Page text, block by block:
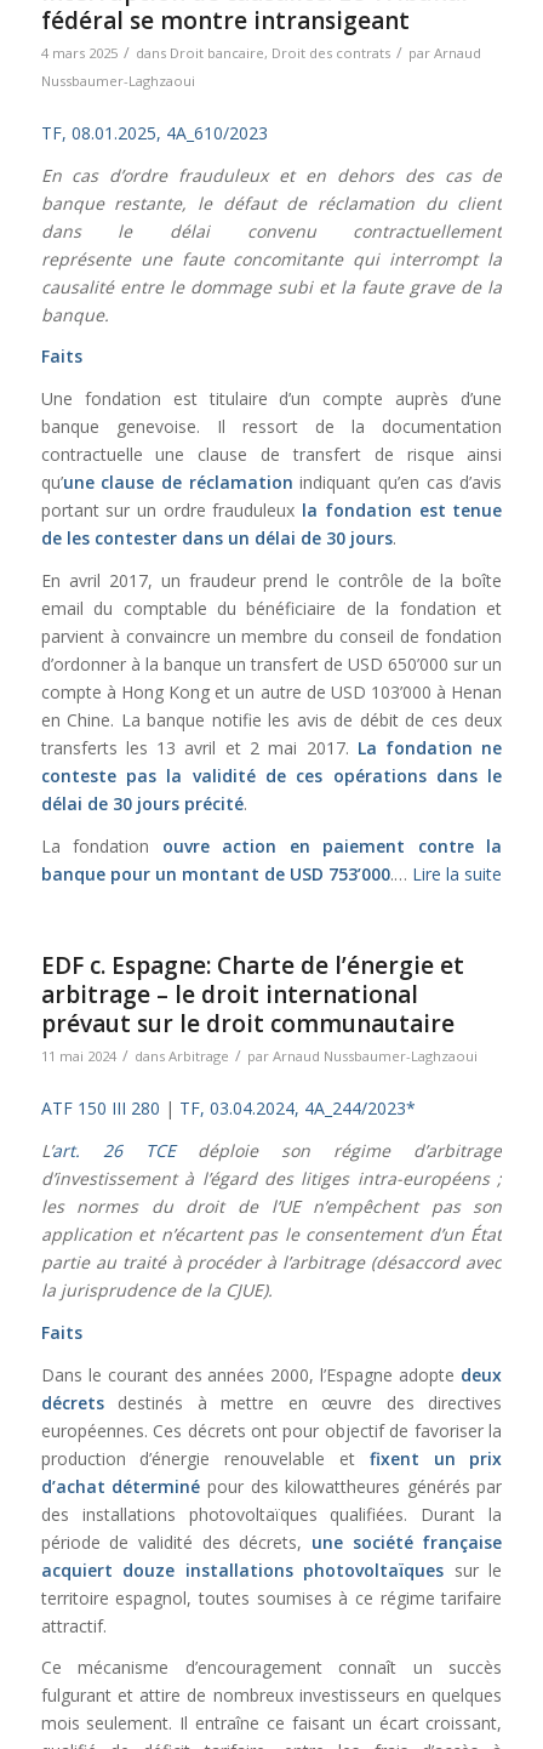
fédéral se montre intransigeant
4 mars 2025 / dans Droit bancaire, Droit des contrats / par Arnaud
Nussbaumer-Laghzaoui
TF, 08.01.2025, 4A_610/2023
En cas d’ordre frauduleux et en dehors des cas de
banque restante, le défaut de réclamation du client
dans le délai convenu contractuellement
représente une faute concomitante qui interrompt la
causalité entre le dommage subi et la faute grave de la
banque.
Faits
Une fondation est titulaire d’un compte auprès d’une
banque genevoise. Il ressort de la documentation
contractuelle une clause de transfert de risque ainsi
qu’une clause de réclamation indiquant qu’en cas d’avis
portant sur un ordre frauduleux la fondation est tenue
de les contester dans un délai de 30 jours.
En avril 2017, un fraudeur prend le contrôle de la boîte
email du comptable du bénéficiaire de la fondation et
parvient à convaincre un membre du conseil de fondation
d’ordonner à la banque un transfert de USD 650’000 sur un
compte à Hong Kong et un autre de USD 103’000 à Henan
en Chine. La banque notifie les avis de débit de ces deux
transferts les 13 avril et 2 mai 2017. La fondation ne
conteste pas la validité de ces opérations dans le
délai de 30 jours précité.
La fondation ouvre action en paiement contre la
banque pour un montant de USD 753’000.… Lire la suite
EDF c. Espagne: Charte de l’énergie et
arbitrage – le droit international
prévaut sur le droit communautaire
11 mai 2024 / dans Arbitrage / par Arnaud Nussbaumer-Laghzaoui
ATF 150 III 280 | TF, 03.04.2024, 4A_244/2023*
L’ art. 26 TCEdéploie son régime d’arbitrage
d’investissement à l’égard des litiges intra-européens ;
les normes du droit de l’UE n’empêchent pas son
application et n’écartent pas le consentement d’un État
partie au traité à procéder à l’arbitrage (désaccord avec
la jurisprudence de la CJUE).
Faits
Dans le courant des années 2000, l’Espagne adopte deux
décretsdestinés à mettre en œuvre des directives
européennes. Ces décrets ont pour objectif de favoriser la
production d’énergie renouvelable et fixent un prix
d’achat déterminé pour des kilowattheures générés par
des installations photovoltaïques qualifiées. Durant la
période de validité des décrets, une société française
acquiert douze installations photovoltaïques sur le
territoire espagnol, toutes soumises à ce régime tarifaire
attractif.
Ce mécanisme d’encouragement connaît un succès
fulgurant et attire de nombreux investisseurs en quelques
mois seulement. Il entraîne ce faisant un écart croissant,